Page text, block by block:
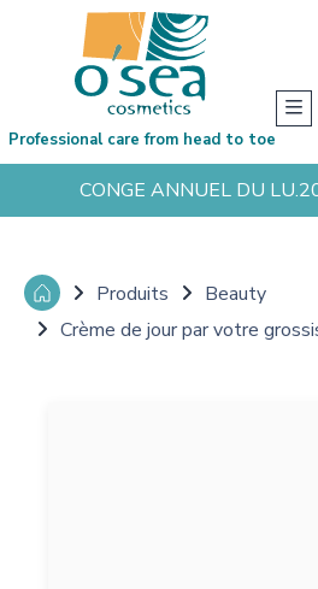
Professional care from head to toe
CONGE ANNUEL DU
Produits
Beauty
Crème de jour par votre